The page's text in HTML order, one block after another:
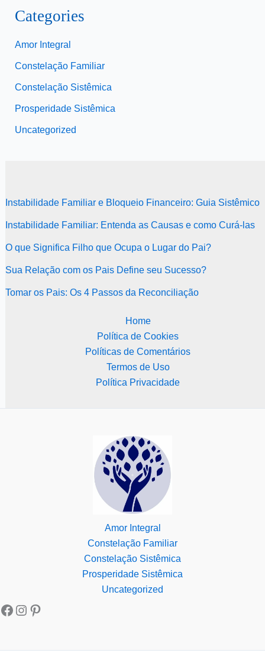
Categories
Amor Integral
Constelação Familiar
Constelação Sistêmica
Prosperidade Sistêmica
Uncategorized
Instabilidade Familiar e Bloqueio Financeiro: Guia Sistêmico
Instabilidade Familiar: Entenda as Causas e como Curá-las
O que Significa Filho que Ocupa o Lugar do Pai?
Sua Relação com os Pais Define seu Sucesso?
Tomar os Pais: Os 4 Passos da Reconciliação
Home
Política de Cookies
Políticas de Comentários
Termos de Uso
Política Privacidade
Amor Integral
Constelação Familiar
Constelação Sistêmica
Prosperidade Sistêmica
Uncategorized